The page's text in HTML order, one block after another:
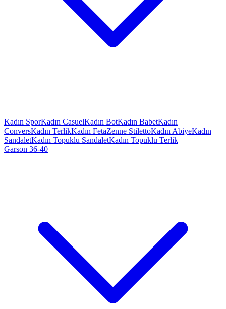
Kadın SporKadın CasuelKadın BotKadın BabetKadın
ConversKadın TerlikKadın FetaZenne StilettoKadın AbiyeKadın
SandaletKadın Topuklu SandaletKadın Topuklu Terlik
Garson 36-40